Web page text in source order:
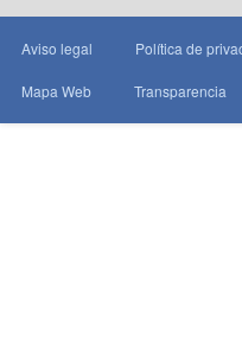
Aviso legal Política de
Mapa Web Transparencia